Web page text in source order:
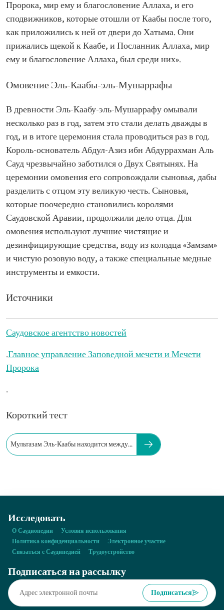
Пророка, мир ему и благословение Аллаха, и его
сподвижников, которые отошли от Каабы после того,
как приложились к ней от двери до Хатыма. Они
прижались щекой к Каабе, и Посланник Аллаха, мир
ему и благословение Аллаха, был среди них».
Омовение Эль-Каабы-эль-Мушаррафы
В древности Эль-Каабу-эль-Мушаррафу омывали
несколько раз в год, затем это стали делать дважды в
год, и в итоге церемония стала проводиться раз в год.
Король-основатель Абдул-Азиз ибн Абдуррахман Аль
Сауд чрезвычайно заботился о Двух Святынях. На
церемонии омовения его сопровождали сыновья, дабы
разделить с отцом эту великую честь. Сыновья,
которые поочередно становились королями
Саудовской Аравии, продолжили дело отца. Для
омовения используют лучшие чистящие и
дезинфицирующие средства, воду из колодца «Замзам»
и чистую розовую воду, а также специальные медные
инструменты и емкости.
Источники
Саудовское агентство новостей
.Главное управление Заповедной мечети и Мечети
Пророка
.
Короткий тест
Мультазам Эль-Каабы находится между...
Исследовать
О Саудиопедии
Условия использования
Политика конфиденциальности
Электронное участие
Связаться с Саудипедией
Трудоустройство
Подписаться на рассылку
Подписаться